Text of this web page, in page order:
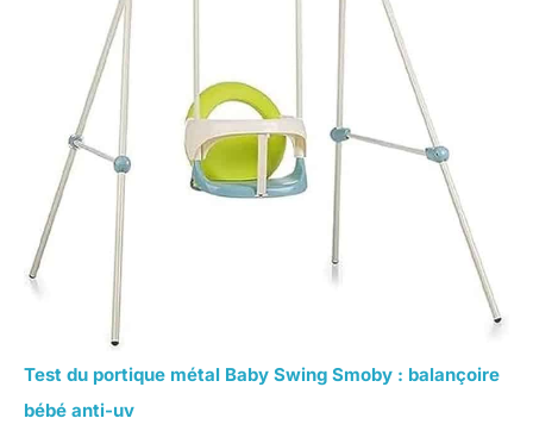
Test du portique métal Baby Swing Smoby : balançoire
bébé anti-uv